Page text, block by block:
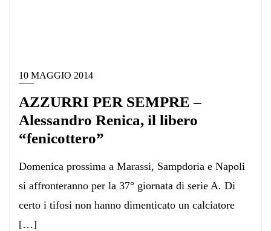
10 MAGGIO 2014
AZZURRI PER SEMPRE –
Alessandro Renica, il libero
“fenicottero”
Domenica prossima a Marassi, Sampdoria e Napoli
si affronteranno per la 37° giornata di serie A. Di
certo i tifosi non hanno dimenticato un calciatore
[…]